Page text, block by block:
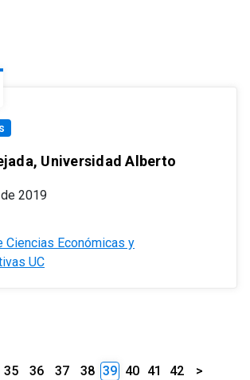
Universidad Alberto
2019
Ciencias Económicas y
UC
35 36 37 38 39 40 41 42 >